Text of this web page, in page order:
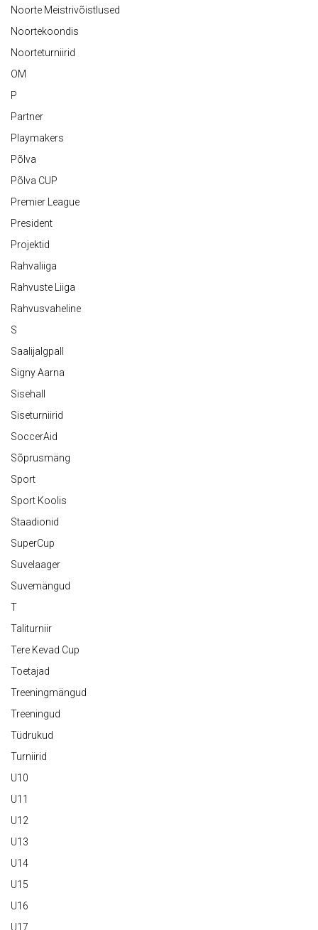
Noorte Meistrivõistlused
Noortekoondis
Noorteturniirid
OM
P
Partner
Playmakers
Põlva
Põlva CUP
Premier League
President
Projektid
Rahvaliiga
Rahvuste Liiga
Rahvusvaheline
S
Saalijalgpall
Signy Aarna
Sisehall
Siseturniirid
SoccerAid
Sõprusmäng
Sport
Sport Koolis
Staadionid
SuperCup
Suvelaager
Suvemängud
T
Taliturniir
Tere Kevad Cup
Toetajad
Treeningmängud
Treeningud
Tüdrukud
Turniirid
U10
U11
U12
U13
U14
U15
U16
U17